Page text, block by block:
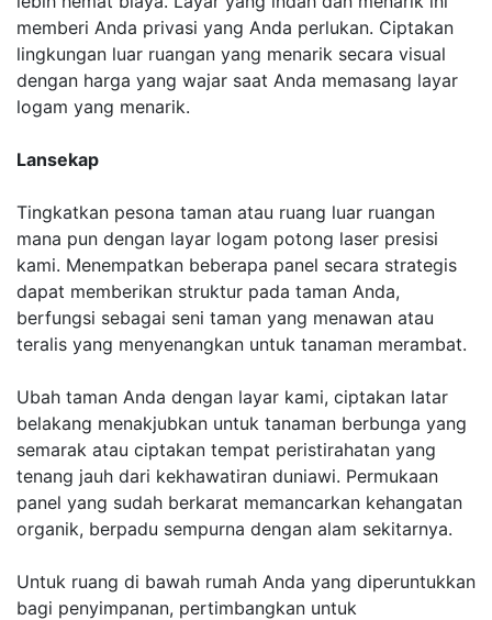
memberi Anda privasi yang Anda perlukan. Ciptakan
lingkungan luar ruangan yang menarik secara visual
dengan harga yang wajar saat Anda memasang layar
logam yang menarik.
Lansekap
Tingkatkan pesona taman atau ruang luar ruangan
mana pun dengan layar logam potong laser presisi
kami. Menempatkan beberapa panel secara strategis
dapat memberikan struktur pada taman Anda,
berfungsi sebagai seni taman yang menawan atau
teralis yang menyenangkan untuk tanaman merambat.
Ubah taman Anda dengan layar kami, ciptakan latar
belakang menakjubkan untuk tanaman berbunga yang
semarak atau ciptakan tempat peristirahatan yang
tenang jauh dari kekhawatiran duniawi. Permukaan
panel yang sudah berkarat memancarkan kehangatan
organik, berpadu sempurna dengan alam sekitarnya.
Untuk ruang di bawah rumah Anda yang diperuntukkan
bagi penyimpanan, pertimbangkan untuk